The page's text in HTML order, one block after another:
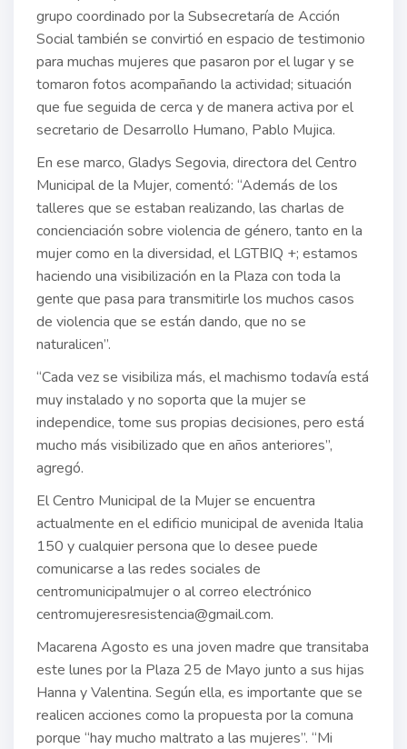
grupo coordinado por la Subsecretaría de Acción
Social también se convirtió en espacio de testimonio
para muchas mujeres que pasaron por el lugar y se
tomaron fotos acompañando la actividad; situación
que fue seguida de cerca y de manera activa por el
secretario de Desarrollo Humano, Pablo Mujica.
En ese marco, Gladys Segovia, directora del Centro
Municipal de la Mujer, comentó: “Además de los
talleres que se estaban realizando, las charlas de
concienciación sobre violencia de género, tanto en la
mujer como en la diversidad, el LGTBIQ +; estamos
haciendo una visibilización en la Plaza con toda la
gente que pasa para transmitirle los muchos casos
de violencia que se están dando, que no se
naturalicen”.
“Cada vez se visibiliza más, el machismo todavía está
muy instalado y no soporta que la mujer se
independice, tome sus propias decisiones, pero está
mucho más visibilizado que en años anteriores”,
agregó.
El Centro Municipal de la Mujer se encuentra
actualmente en el edificio municipal de avenida Italia
150 y cualquier persona que lo desee puede
comunicarse a las redes sociales de
centromunicipalmujer o al correo electrónico
centromujeresresistencia@gmail.com.
Macarena Agosto es una joven madre que transitaba
este lunes por la Plaza 25 de Mayo junto a sus hijas
Hanna y Valentina. Según ella, es importante que se
realicen acciones como la propuesta por la comuna
porque “hay mucho maltrato a las mujeres”. “Mi